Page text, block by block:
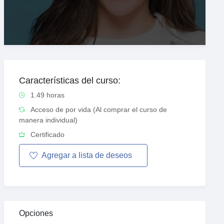
Características del curso:
1.49 horas
Acceso de por vida (Al comprar el curso de
manera individual)
Certificado
Agregar a lista de deseos
Opciones